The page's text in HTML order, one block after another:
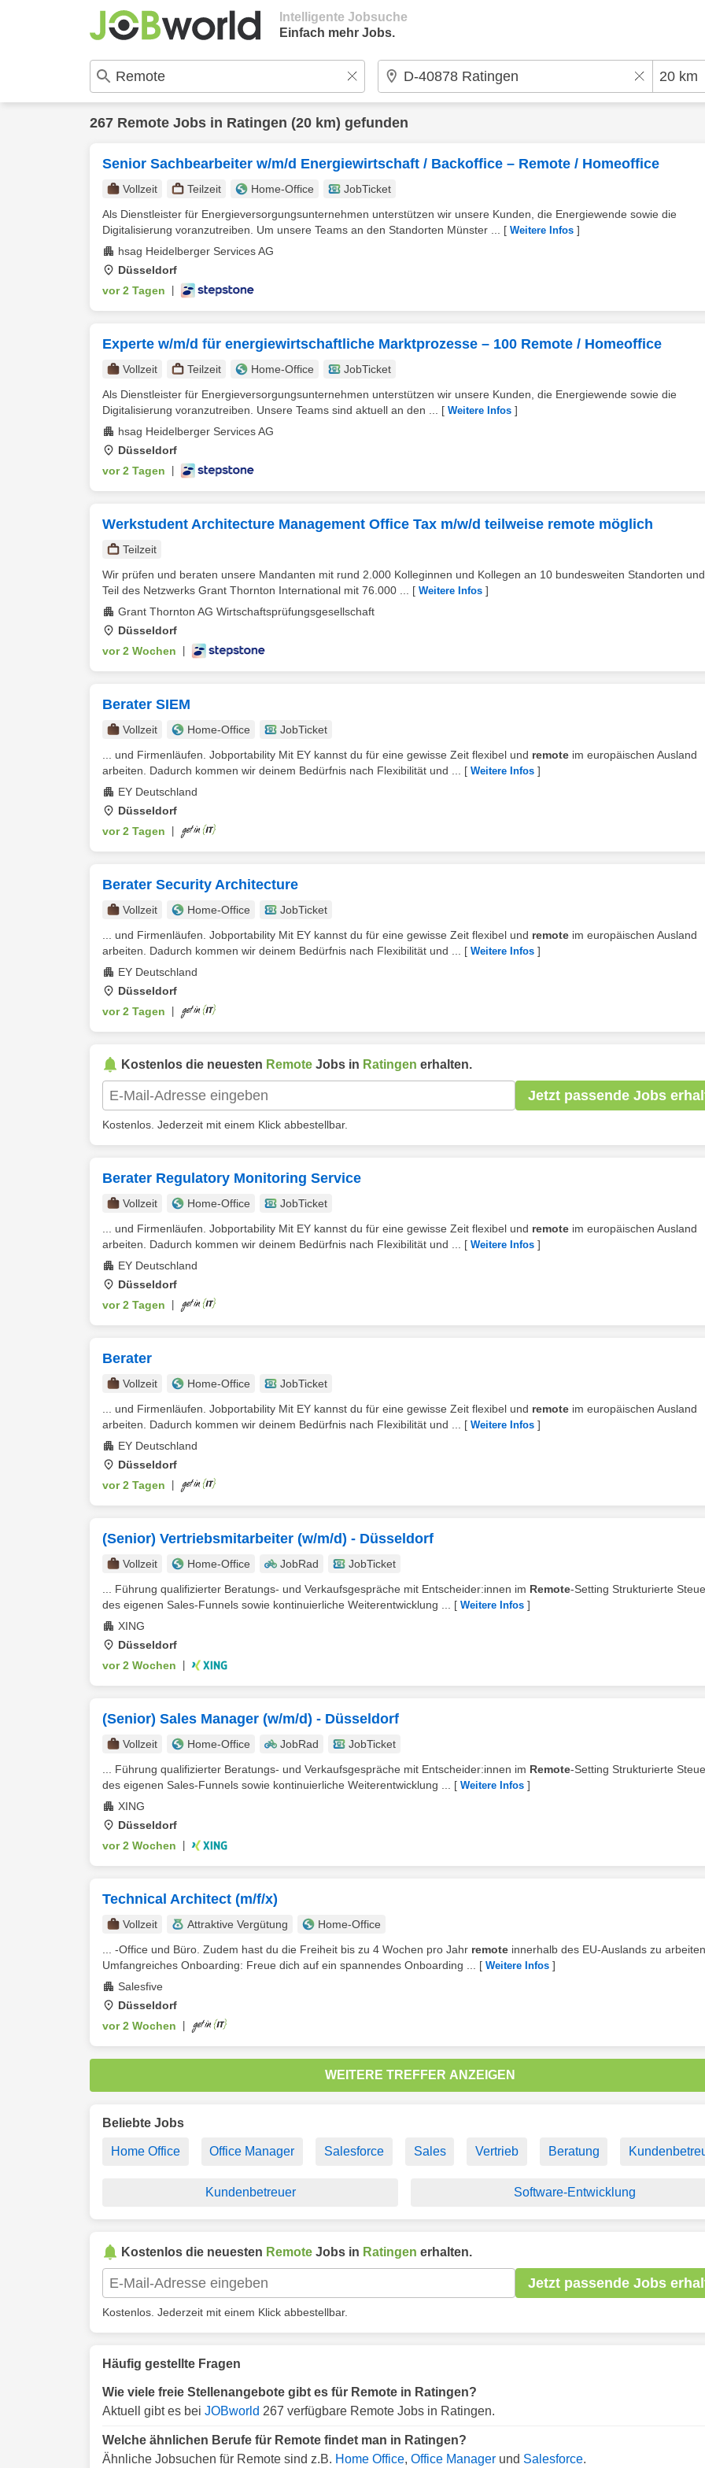
Intelligente Jobsuche
Einfach mehr Jobs.
267 Remote Jobs in Ratingen (20 km) gefunden
Senior Sachbearbeiter w/m/d Energiewirtschaft / Backoffice – Remote / Homeoffice
Vollzeit Teilzeit Home-Office
JobTicket
Als Dienstleister für Energieversorgungsunternehmen unterstützen wir unsere Kunden, die Energiewende sowie die
Digitalisierung voranzutreiben. Um unsere Teams an den Standorten Münster ...
[ Weitere Infos ]
hsag Heidelberger Services AG
Düsseldorf
vor 2 Tagen
Experte w/m/d für energiewirtschaftliche Marktprozesse – 100 Remote / Homeoffice
Vollzeit Teilzeit Home-Office
JobTicket
Als Dienstleister für Energieversorgungsunternehmen unterstützen wir unsere Kunden, die Energiewende sowie die
Digitalisierung voranzutreiben. Unsere Teams sind aktuell an den ...
[ Weitere Infos ]
hsag Heidelberger Services AG
Düsseldorf
vor 2 Tagen
Werkstudent Architecture Management Office Tax m/w/d teilweise remote möglich
Teilzeit
Wir prüfen und beraten unsere Mandanten mit rund 2.000 Kolleginnen und Kollegen an 10 bundesweiten Standorten
Teil des Netzwerks Grant Thornton International mit 76.000 ...
[ Weitere Infos ]
Grant Thornton AG Wirtschaftsprüfungsgesellschaft
Düsseldorf
vor 2 Wochen
Berater SIEM
Vollzeit Home-Office
JobTicket
... und Firmenläufen. Jobportability Mit EY kannst du für eine gewisse Zeit flexibel und remote im europäischen Ausland
arbeiten. Dadurch kommen wir deinem Bedürfnis nach Flexibilität und ...
[ Weitere Infos ]
EY Deutschland
Düsseldorf
vor 2 Tagen
Berater Security Architecture
Vollzeit Home-Office
JobTicket
... und Firmenläufen. Jobportability Mit EY kannst du für eine gewisse Zeit flexibel und remote im europäischen Ausland
arbeiten. Dadurch kommen wir deinem Bedürfnis nach Flexibilität und ...
[ Weitere Infos ]
EY Deutschland
Düsseldorf
vor 2 Tagen
Kostenlos die neuesten Remote Jobs in Ratingen erhalten.
Jetzt passende Jobs
Kostenlos. Jederzeit mit einem Klick abbestellbar.
Berater Regulatory Monitoring Service
Vollzeit Home-Office
JobTicket
... und Firmenläufen. Jobportability Mit EY kannst du für eine gewisse Zeit flexibel und remote im europäischen Ausland
arbeiten. Dadurch kommen wir deinem Bedürfnis nach Flexibilität und ...
[ Weitere Infos ]
EY Deutschland
Düsseldorf
vor 2 Tagen
Berater
Vollzeit Home-Office
JobTicket
... und Firmenläufen. Jobportability Mit EY kannst du für eine gewisse Zeit flexibel und remote im europäischen Ausland
arbeiten. Dadurch kommen wir deinem Bedürfnis nach Flexibilität und ...
[ Weitere Infos ]
EY Deutschland
Düsseldorf
vor 2 Tagen
(Senior) Vertriebsmitarbeiter (w/m/d) - Düsseldorf
Vollzeit Home-Office JobRad
JobTicket
... Führung qualifizierter Beratungs- und Verkaufsgespräche mit Entscheider:innen im Remote-Setting Strukturierte
des eigenen Sales-Funnels sowie kontinuierliche Weiterentwicklung ...
[ Weitere Infos ]
XING
Düsseldorf
vor 2 Wochen
(Senior) Sales Manager (w/m/d) - Düsseldorf
Vollzeit Home-Office JobRad
JobTicket
... Führung qualifizierter Beratungs- und Verkaufsgespräche mit Entscheider:innen im Remote-Setting Strukturierte
des eigenen Sales-Funnels sowie kontinuierliche Weiterentwicklung ...
[ Weitere Infos ]
XING
Düsseldorf
vor 2 Wochen
Technical Architect (m/f/x)
Vollzeit Attraktive Vergütung
Home-Office
... -Office und Büro. Zudem hast du die Freiheit bis zu 4 Wochen pro Jahr remote innerhalb des EU-Auslands zu
Umfangreiches Onboarding: Freue dich auf ein spannendes Onboarding ...
[ Weitere Infos ]
Salesfive
Düsseldorf
vor 2 Wochen
WEITERE TREFFER ANZEIGEN
Beliebte Jobs
Home Office Office Manager Salesforce Sales Vertrieb Beratung
Kundenbetreuer Software-Entwicklung
Kostenlos die neuesten Remote Jobs in Ratingen erhalten.
Jetzt passende Jobs
Kostenlos. Jederzeit mit einem Klick abbestellbar.
Häufig gestellte Fragen
Wie viele freie Stellenangebote gibt es für Remote in Ratingen?
Aktuell gibt es bei JOBworld 267 verfügbare Remote Jobs in Ratingen.
Welche ähnlichen Berufe für Remote findet man in Ratingen?
Ähnliche Jobsuchen für Remote sind z.B. Home Office, Office Manager und Salesforce.